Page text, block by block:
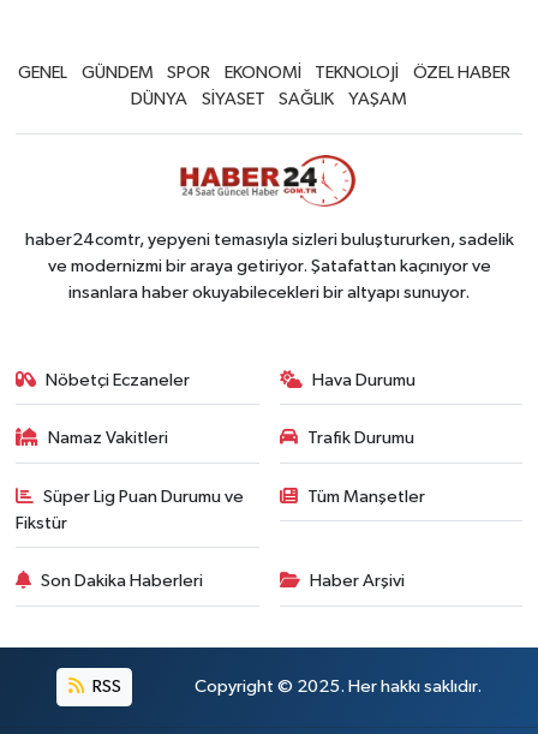
GENEL GÜNDEM SPOR EKONOMİ TEKNOLOJİ
ÖZEL HABER
DÜNYA
SİYASET SAĞLIK YAŞAM
haber24comtr, yepyeni temasıyla sizleri buluştururken, sadelik
ve modernizmi bir araya getiriyor. Şatafattan kaçınıyor ve
insanlara haber okuyabilecekleri bir altyapı sunuyor.
Nöbetçi Eczaneler Hava Durumu
Namaz Vakitleri Trafik Durumu
Süper Lig Puan Durumu ve
Fikstür
Tüm Manşetler
Son Dakika Haberleri Haber Arşivi
RSS Copyright © 2025. Her hakkı saklıdır.